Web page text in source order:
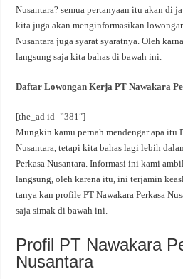
Nusantara? semua pertanyaan itu akan di
kita juga akan menginformasikan
Nusantara juga syarat syaratnya. Oleh
langsung saja kita bahas di bawah ini.
Daftar Lowongan Kerja PT Nawakara
[the_ad id=”381″]
Mungkin kamu pernah mendengar apa itu
Nusantara, tetapi kita bahas lagi lebih
Perkasa Nusantara. Informasi ini kami
langsung, oleh karena itu, ini terjamin
tanya kan profile PT Nawakara Perkasa
saja simak di bawah ini.
Profil PT Nawakara
Nusantara